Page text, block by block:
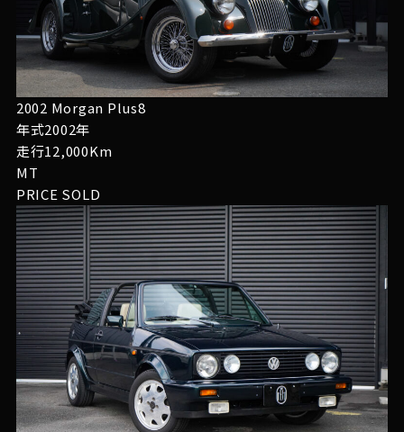
2002 Morgan Plus8
年式2002年
走行12,000Km
MT
PRICE SOLD